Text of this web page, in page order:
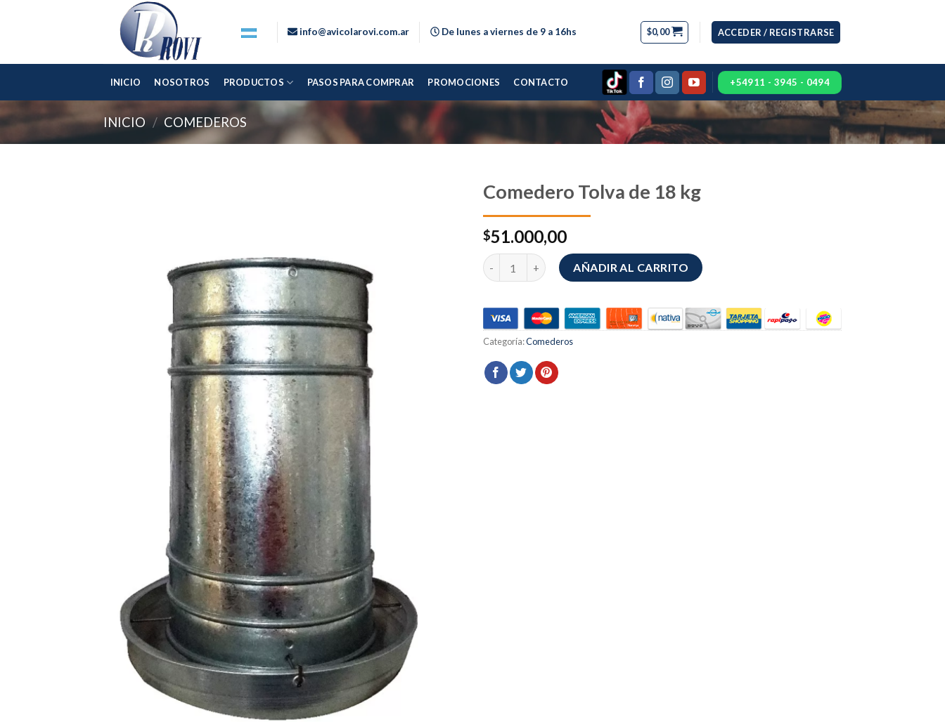
info@avicolarovi.com.ar De lunes a viernes de 9 a 16hs $0,00 ACCEDER / REGISTRARSE
INICIO NOSOTROS PRODUCTOS PASOS PARA COMPRAR PROMOCIONES CONTACTO +54911 - 3945 - 0494
INICIO / COMEDEROS
Comedero Tolva de 18 kg
$51.000,00
Comedero Tolva de 18 kg cantidad
AÑADIR AL CARRITO
Categoría:Comederos